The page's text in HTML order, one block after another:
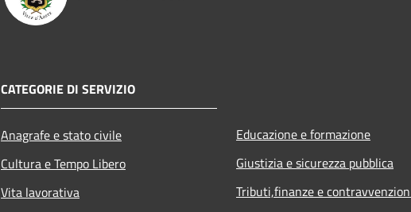
CATEGORIE DI SERVIZIO
Anagrafe e stato civile
Cultura e Tempo Libero
Vita lavorativa
Educazione e formazione
Giustizia e sicurezza pubblica
Tributi,finanze e